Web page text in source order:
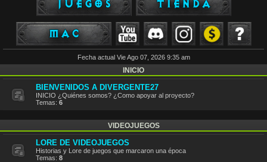
Fecha actual Vie Ago 07, 2026 9:35 am
INICIO
BIENVENIDOS A DIVERGENTE27
INICIO ¿Quiénes somos? ¿Como apoyar al proyecto?
Temas: 6
VIDEOJUEGOS
LORE DE VIDEOJUEGOS
Historias y Lore de juegos que marcaron una época
Temas: 8